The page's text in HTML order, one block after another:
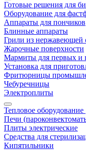
Готовые решения для
Оборудование для
Аппараты для пончиков
Блинные аппараты
Грили из нержавеющей
Жарочные поверхности
Мармиты для первых и
Установка для
Фритюрницы
Чебуречницы
Электроплиты
Тепловое оборудование
Печи
Плиты электрические
Средства для
Кипятильники